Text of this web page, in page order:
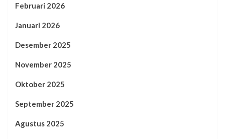
Februari 2026
Januari 2026
Desember 2025
November 2025
Oktober 2025
September 2025
Agustus 2025